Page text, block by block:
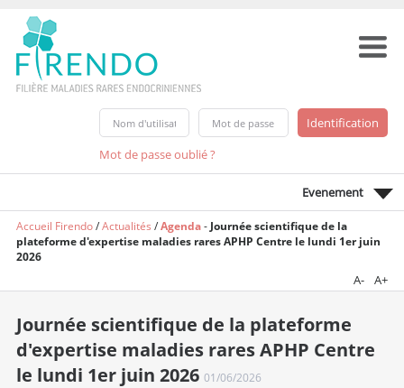
Mot de passe oublié ?
Evenement
Accueil Firendo/Actualités /Agenda- Journée scientifique de la
plateforme d'expertise maladies rares APHP Centre le lundi 1er juin
2026
A- A+
Journée scientifique de la plateforme
d'expertise maladies rares APHP Centre
le lundi 1er juin 2026 01/06/2026